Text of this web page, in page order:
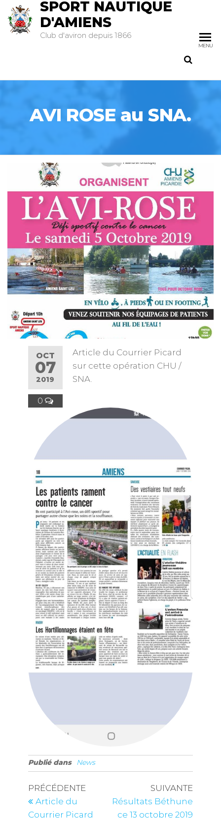
SPORT NAUTIQUE
D'AMIENS
Club d'aviron depuis 1866
MENU
AVI ROSE au SNA.
OCT
07
2019
0
Article du Courrier Picard
sur cette opération CHU /
SNA.
Publié dans News
PRÉCÉDENTE
Article du
Courrier Picard
SUIVANTE
Résultats Béthune
ce 13 octobre 2019